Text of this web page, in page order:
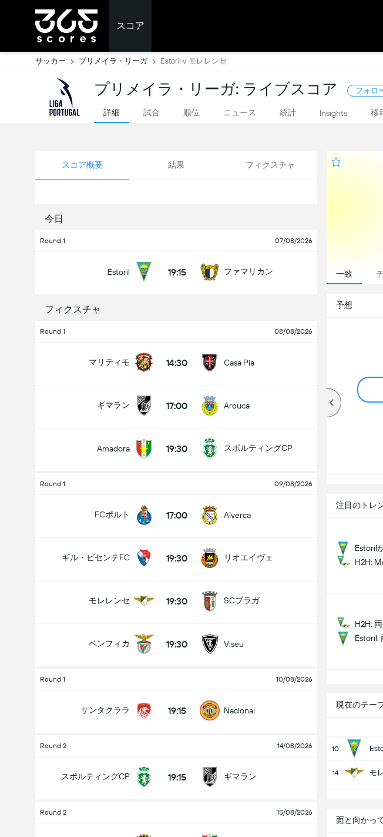
スコア
サッカー プリメイラ・リーガ Estoril v モレレンセ
プリメイラ・リーガ: ライブスコア フォロ
詳細 試合 順位 ニュース 統計 Insights 移
スコア概要 結果 フィクスチャ
今日
Round 1 07/08/2026
Estoril 19:15 ファマリカン
フィクスチャ
Round 1 08/08/2026
マリティモ 14:30 Casa Pia
ギマラン 17:00 Arouca
Amadora 19:30 スポルティングCP
Round 1 09/08/2026
FCポルト 17:00 Alverca
ギル・ビセンテFC 19:30 リオエイヴェ
モレレンセ 19:30 SCブラガ
ベンフィカ 19:30 Viseu
Round 1 10/08/2026
サンタクララ 19:15 Nacional
Round 2 14/08/2026
スポルティングCP 19:15 ギマラン
Round 2 15/08/2026
一致
予想
試合のゴールの合計 (2.5)
注目のトレ
Estoril
H2H:
H2H:
Estoril:
現在のテー
10
14 モ
面と向かっ